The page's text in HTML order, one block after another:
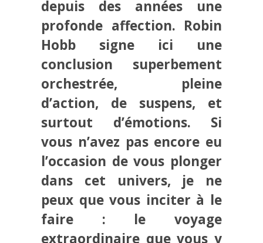
depuis des années une
profonde affection. Robin
Hobb signe ici une
conclusion superbement
orchestrée, pleine
d’action, de suspens, et
surtout d’émotions. Si
vous n’avez pas encore eu
l’occasion de vous plonger
dans cet univers, je ne
peux que vous inciter à le
faire : le voyage
extraordinaire que vous y